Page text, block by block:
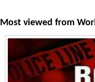
Most viewed from